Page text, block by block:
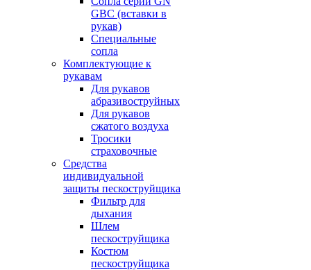
GBC (вставки в
рукав)
Специальные
сопла
Комплектующие к
рукавам
Для рукавов
абразивоструйных
Для рукавов
сжатого воздуха
Тросики
страховочные
Средства
индивидуальной
защиты пескоструйщика
Фильтр для
дыхания
Шлем
пескоструйщика
Костюм
пескоструйщика